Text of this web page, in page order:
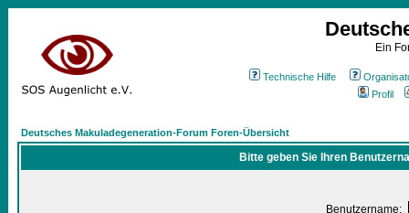
Ein
Technische Hilfe
Profil
Deutsches Makuladegeneration-Forum Foren-Übersicht
Bitte geben Sie Ihren
Benutzername: